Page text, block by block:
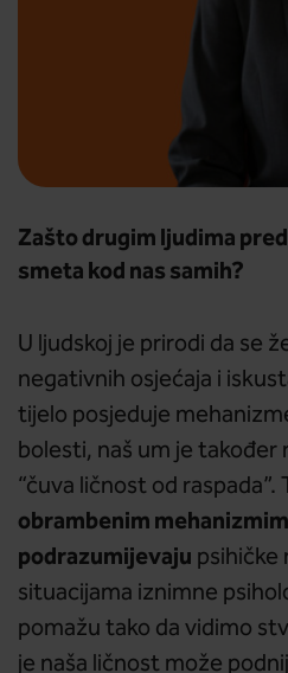
Zašto drugim ljudima
smeta kod nas samih?
U ljudskoj je prirodi da se
negativnih osjećaja i
tijelo posjeduje
bolesti, naš um je također
“čuva ličnost od
obrambenim
podrazumijevaju psihičke
situacijama iznimne
pomažu tako da vidimo
je naša ličnost može